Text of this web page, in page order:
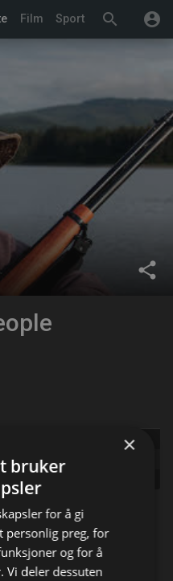
search account_circle
Film Sport
share
i Alaska.
som lever i utkanten
av hverandre for å
×
bruker
for å gi
personlig preg, for
og for å
Vi deler dessuten